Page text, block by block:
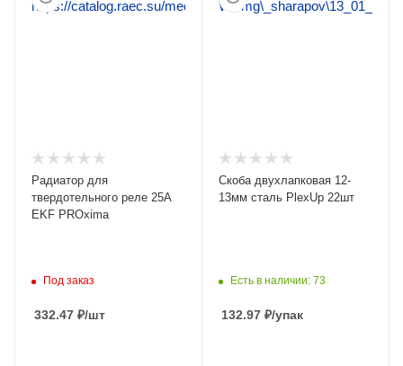
Радиатор для
твердотельного реле 25А
EKF PROxima
Под заказ
332.47 ₽/шт
Скоба двухлапковая 12-
13мм сталь PlexUp 22шт
Есть в наличии: 73
132.97 ₽/упак